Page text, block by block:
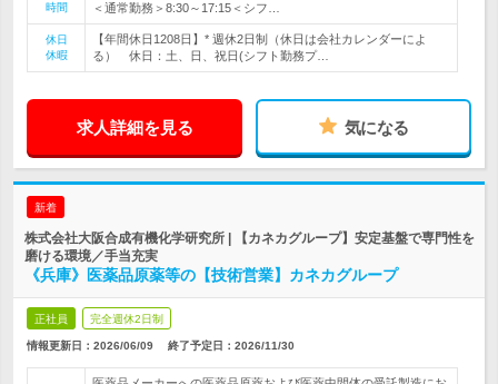
時間
＜通常勤務＞8:30～17:15＜シフ…
休日
休暇
【年間休日1208日】* 週休2日制（休日は会社カレンダーによ
る） 休日：土、日、祝日(シフト勤務プ…
求人詳細を見る 気になる
新着
株式会社大阪合成有機化学研究所 | 【カネカグループ】安定基盤で専門性を
磨ける環境／手当充実
《兵庫》医薬品原薬等の【技術営業】カネカグループ
正社員 完全週休2日制
情報更新日：2026/06/09 終了予定日： 2026/11/30